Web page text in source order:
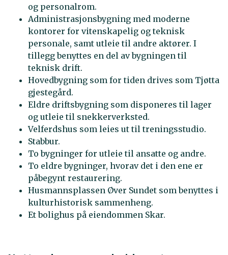
og personalrom.
Administrasjonsbygning med moderne
kontorer for vitenskapelig og teknisk
personale, samt utleie til andre aktører. I
tillegg benyttes en del av bygningen til
teknisk drift.
Hovedbygning som for tiden drives som Tjøtta
gjestegård.
Eldre driftsbygning som disponeres til lager
og utleie til snekkerverksted.
Velferdshus som leies ut til treningsstudio.
Stabbur.
To bygninger for utleie til ansatte og andre.
To eldre bygninger, hvorav det i den ene er
påbegynt restaurering.
Husmannsplassen Øver Sundet som benyttes i
kulturhistorisk sammenheng.
Et bolighus på eiendommen Skar.